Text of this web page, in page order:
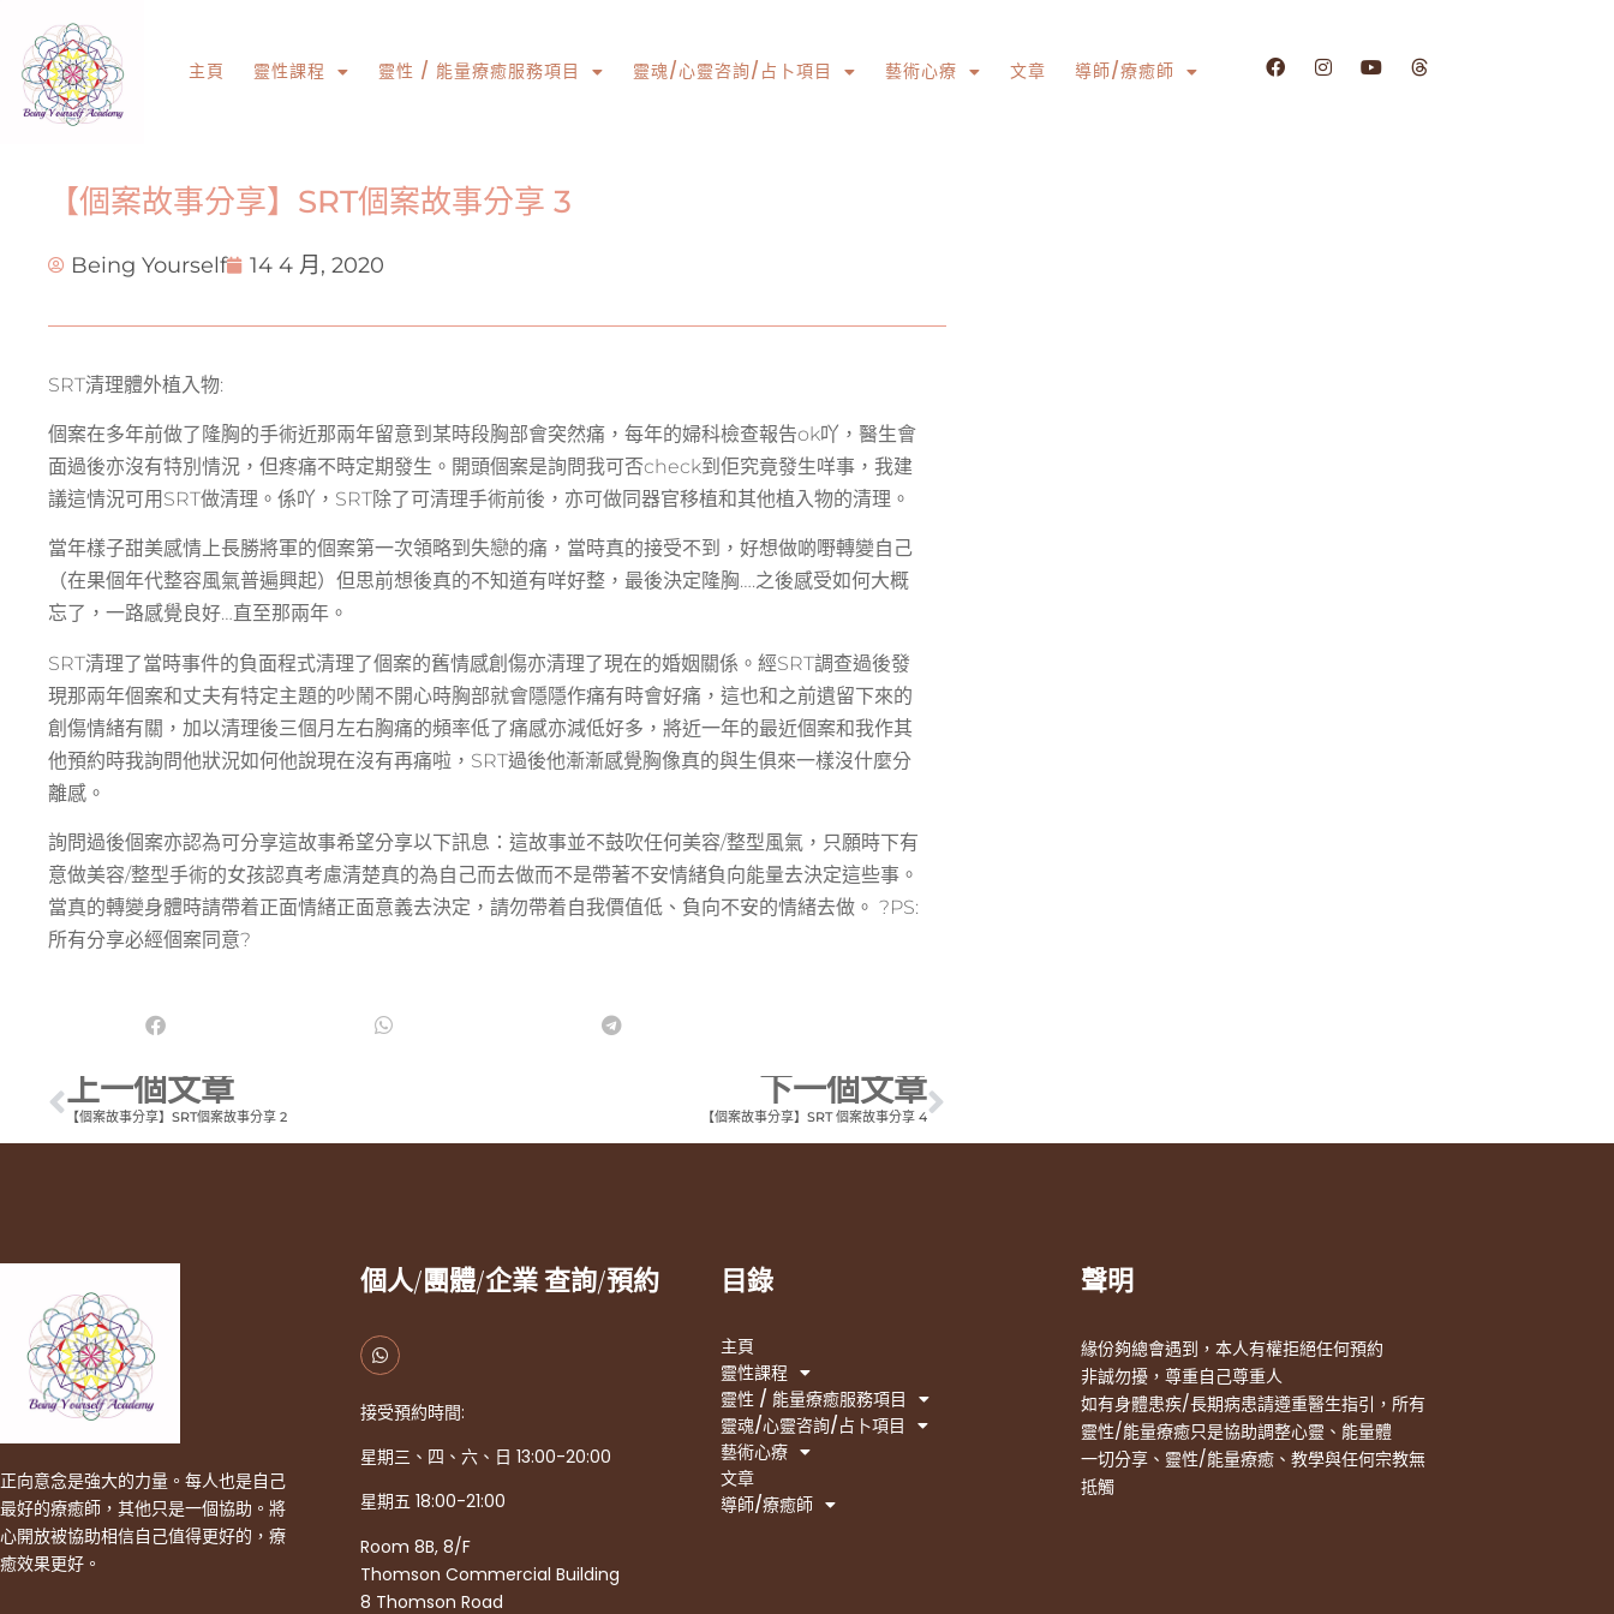
主頁 靈性課程 靈性 / 能量療癒服務項目 靈魂/心靈咨詢/占卜項目 藝術心療 文章 導師/療癒師
【個案故事分享】SRT個案故事分享 3
Being Yourself 14 4 月, 2020
SRT清理體外植入物:
個案在多年前做了隆胸的手術近那兩年留意到某時段胸部會突然痛，每年的婦科檢查報告ok吖，醫生會
面過後亦沒有特別情況，但疼痛不時定期發生。開頭個案是詢問我可否check到佢究竟發生咩事，我建
議這情況可用SRT做清理。係吖，SRT除了可清理手術前後，亦可做同器官移植和其他植入物的清理。
當年樣子甜美感情上長勝將軍的個案第一次領略到失戀的痛，當時真的接受不到，好想做啲嘢轉變自己
（在果個年代整容風氣普遍興起）但思前想後真的不知道有咩好整，最後決定隆胸….之後感受如何大概
忘了，一路感覺良好…直至那兩年。
SRT清理了當時事件的負面程式清理了個案的舊情感創傷亦清理了現在的婚姻關係。經SRT調查過後發
現那兩年個案和丈夫有特定主題的吵鬧不開心時胸部就會隱隱作痛有時會好痛，這也和之前遺留下來的
創傷情緒有關，加以清理後三個月左右胸痛的頻率低了痛感亦減低好多，將近一年的最近個案和我作其
他預約時我詢問他狀況如何他說現在沒有再痛啦，SRT過後他漸漸感覺胸像真的與生俱來一樣沒什麼分
離感。
詢問過後個案亦認為可分享這故事希望分享以下訊息：這故事並不鼓吹任何美容/整型風氣，只願時下有
意做美容/整型手術的女孩認真考慮清楚真的為自己而去做而不是帶著不安情緒負向能量去決定這些事。
當真的轉變身體時請帶着正面情緒正面意義去決定，請勿帶着自我價值低、負向不安的情緒去做。 ?PS:
所有分享必經個案同意?
上一個文章
【個案故事分享】SRT個案故事分享 2
下一個文章
【個案故事分享】SRT 個案故事分享 4
正向意念是強大的力量。每人也是自己
最好的療癒師，其他只是一個協助。將
心開放被協助相信自己值得更好的，療
癒效果更好。
個人/團體/企業 查詢/預約
接受預約時間:
星期三、四、六、日 13:00-20:00
星期五 18:00-21:00
Room 8B, 8/F
Thomson Commercial Building
8 Thomson Road
目錄
主頁
靈性課程
靈性 / 能量療癒服務項目
靈魂/心靈咨詢/占卜項目
藝術心療
文章
導師/療癒師
聲明
緣份夠總會遇到，本人有權拒絕任何預約
非誠勿擾，尊重自己尊重人
如有身體患疾/長期病患請遵重醫生指引，所有
靈性/能量療癒只是協助調整心靈、能量體
一切分享、靈性/能量療癒、教學與任何宗教無
抵觸